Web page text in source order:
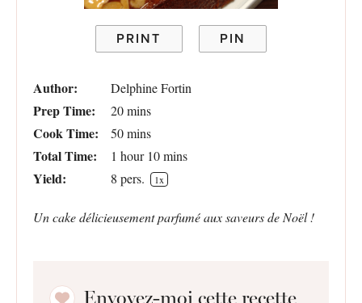
PRINT PIN
Author: Delphine Fortin
Prep Time: 20 mins
Cook Time: 50 mins
Total Time: 1 hour 10 mins
Yield: 8 pers. 1x
Un cake délicieusement parfumé aux saveurs de Noël !
Envoyez-moi cette recette